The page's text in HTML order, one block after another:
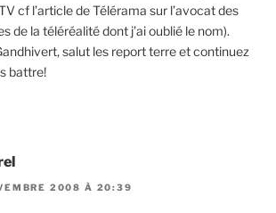
cf l’article de Télérama sur l’avocat des
de la téléréalité dont j’ai oublié le nom).
salut les report terre et continuez
battre!
2008 À 20:39